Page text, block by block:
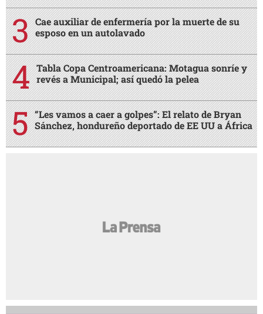
Cae auxiliar de enfermería por la muerte de su
esposo en un autolavado
Tabla Copa Centroamericana: Motagua sonríe y
revés a Municipal; así quedó la pelea
“Les vamos a caer a golpes”: El relato de Bryan
Sánchez, hondureño deportado de EE UU a África